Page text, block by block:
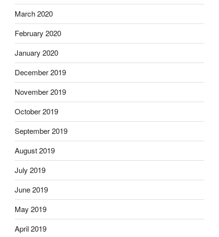
March 2020
February 2020
January 2020
December 2019
November 2019
October 2019
September 2019
August 2019
July 2019
June 2019
May 2019
April 2019